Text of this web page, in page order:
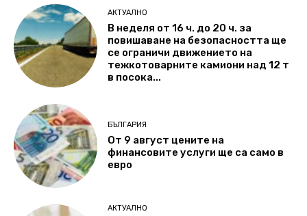
АКТУАЛНО
В неделя от 16 ч. до 20 ч. за
повишаване на безопасността ще
се ограничи движението на
тежкотоварните камиони над 12 т
в посока...
БЪЛГАРИЯ
От 9 август цените на
финансовите услуги ще са само в
евро
АКТУАЛНО